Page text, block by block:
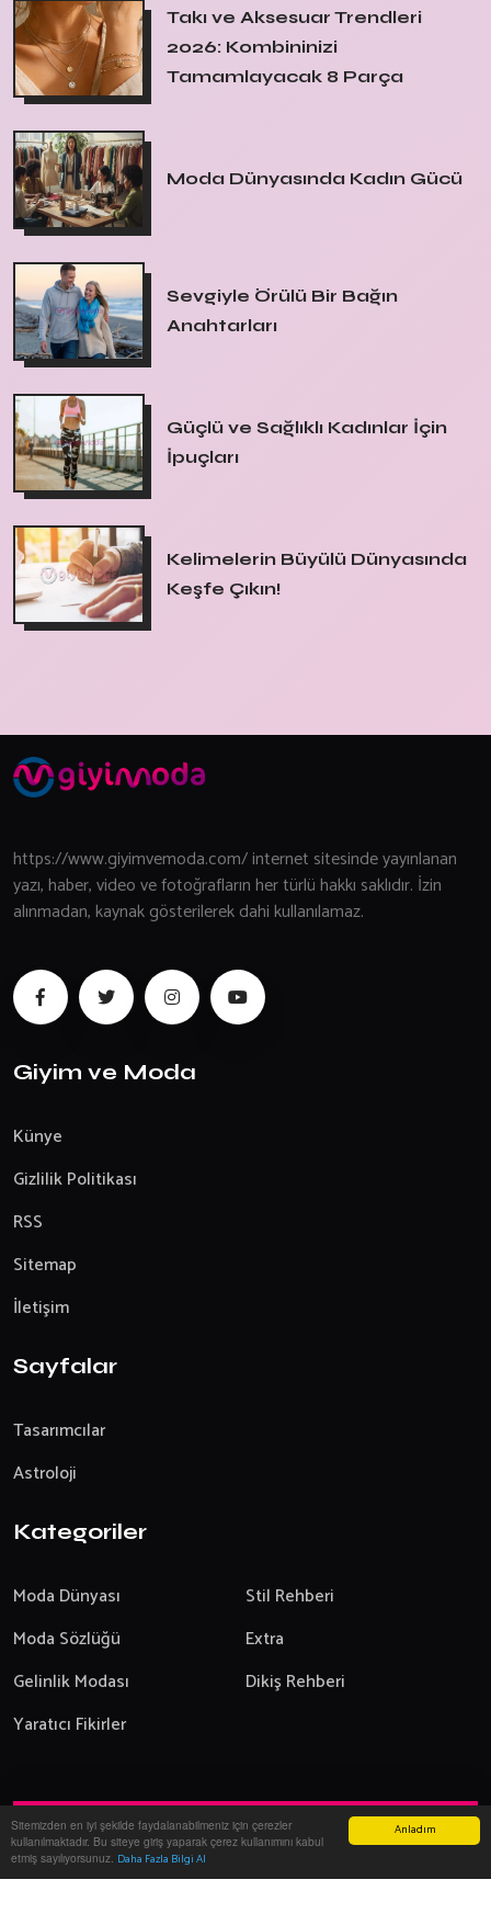
Anladım
Sitemizden en iyi şekilde faydalanabilmeniz için çerezler
kullanılmaktadır. Bu siteye giriş yaparak çerez kullanımını kabul
etmiş sayılıyorsunuz. Daha Fazla Bilgi Al
Takı ve Aksesuar Trendleri
2026: Kombininizi
Tamamlayacak 8 Parça
Moda Dünyasında Kadın Gücü
Sevgiyle Örülü Bir Bağın
Anahtarları
Güçlü ve Sağlıklı Kadınlar İçin
İpuçları
Kelimelerin Büyülü Dünyasında
Keşfe Çıkın!
https://www.giyimvemoda.com/ internet sitesinde yayınlanan
yazı, haber, video ve fotoğrafların her türlü hakkı saklıdır. İzin
alınmadan, kaynak gösterilerek dahi kullanılamaz.
Giyim ve Moda
Künye
Gizlilik Politikası
RSS
Sitemap
İletişim
Sayfalar
Tasarımcılar
Astroloji
Kategoriler
Moda Dünyası
Stil Rehberi
Moda Sözlüğü
Extra
Gelinlik Modası
Dikiş Rehberi
Yaratıcı Fikirler
Yazılım:Onemsoft-2026Modanın Dünyası Giyim ve Moda